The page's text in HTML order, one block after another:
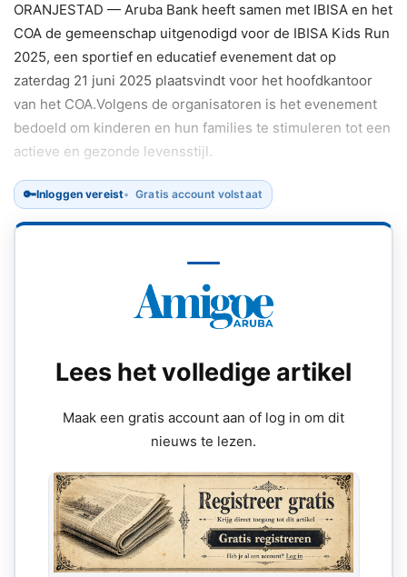
ORANJESTAD — Aruba Bank heeft samen met IBISA en het
COA de gemeenschap uitgenodigd voor de IBISA Kids Run
2025, een sportief en educatief evenement dat op
zaterdag 21 juni 2025 plaatsvindt voor het hoofdkantoor
van het COA.Volgens de organisatoren is het evenement
bedoeld om kinderen en hun families te stimuleren tot een
actieve en gezonde levensstijl.
🔑Inloggen vereist Gratis account volstaat
Lees het volledige artikel
Maak een gratis account aan of log in om dit
nieuws te lezen.